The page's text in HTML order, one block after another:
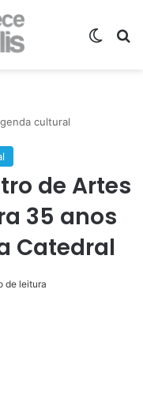
cultural
de Artes
35 anos
Catedral
de leitura